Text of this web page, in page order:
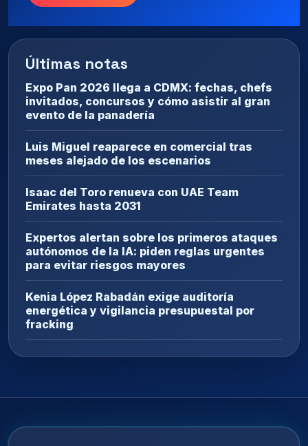
Últimas notas
Expo Pan 2026 llega a CDMX: fechas, chefs
invitados, concursos y cómo asistir al gran
evento de la panadería
Luis Miguel reaparece en comercial tras
meses alejado de los escenarios
Isaac del Toro renueva con UAE Team
Emirates hasta 2031
Expertos alertan sobre los primeros ataques
autónomos de la IA: piden reglas urgentes
para evitar riesgos mayores
Kenia López Rabadán exige auditoría
energética y vigilancia presupuestal por
fracking